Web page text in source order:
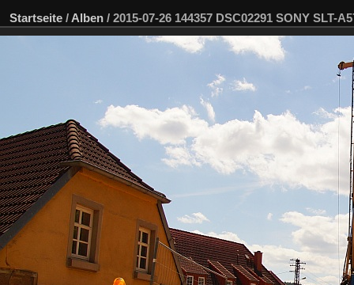
Startseite / Alben / 2015-07-26 144357 DSC02291 SONY SLT-